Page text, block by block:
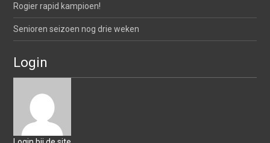
Rogier rapid kampioen!
Senioren seizoen nog drie weken
Login